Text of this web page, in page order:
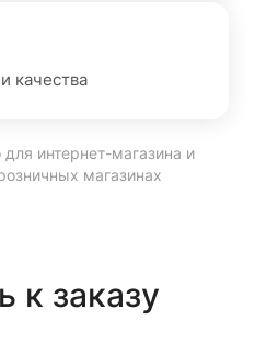
качества
интернет-магазина и
магазинах
к заказу